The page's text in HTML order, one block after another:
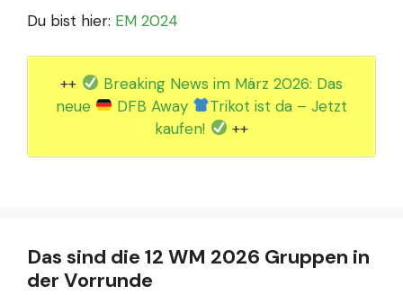
Du bist hier: EM 2024
++
Breaking News im März 2026: Das
neue
DFB Away
Trikot ist da – Jetzt
kaufen!
++
Das sind die 12 WM 2026 Gruppen in
der Vorrunde